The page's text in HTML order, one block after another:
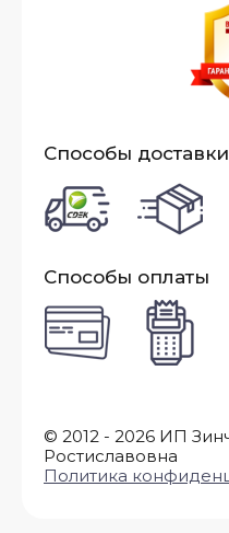
© 2012 - 2026 ИП
Ростиславовна
Политика
Способы доставки
Способы оплаты